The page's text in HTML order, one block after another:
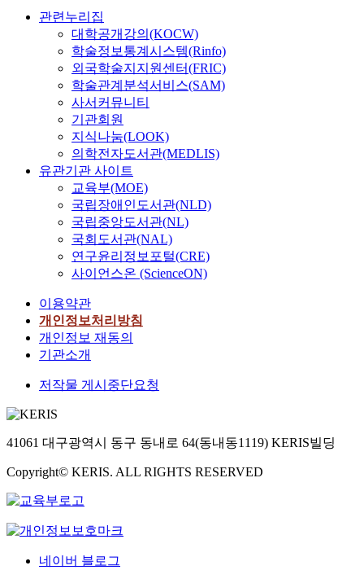
관련누리집
대학공개강의(KOCW)
학술정보통계시스템(Rinfo)
외국학술지지원센터(FRIC)
학술관계분석서비스(SAM)
사서커뮤니티
기관회원
지식나눔(LOOK)
의학전자도서관(MEDLIS)
유관기관 사이트
교육부(MOE)
국립장애인도서관(NLD)
국립중앙도서관(NL)
국회도서관(NAL)
연구윤리정보포털(CRE)
사이언스온 (ScienceON)
이용약관
개인정보처리방침
개인정보 재동의
기관소개
저작물 게시중단요청
41061 대구광역시 동구 동내로 64(동내동1119) KERIS빌딩
Copyright© KERIS. ALL RIGHTS RESERVED
네이버 블로그